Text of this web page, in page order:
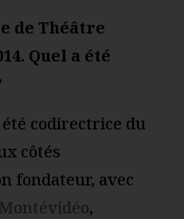
de Théâtre
Quel a été
été codirectrice du
côtés
fondateur, avec
Montévidéo,